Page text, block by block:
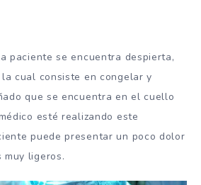
paciente se encuentra despierta,
cual consiste en congelar y
que se encuentra en el cuello
esté realizando este
puede presentar un poco dolor
muy ligeros.